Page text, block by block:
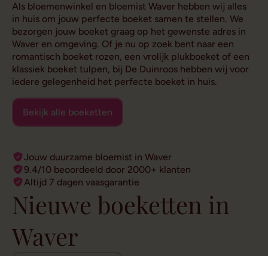
Als bloemenwinkel en bloemist Waver hebben wij alles
in huis om jouw perfecte boeket samen te stellen. We
bezorgen jouw boeket graag op het gewenste adres in
Waver en omgeving. Of je nu op zoek bent naar een
romantisch boeket rozen, een vrolijk plukboeket of een
klassiek boeket tulpen, bij De Duinroos hebben wij voor
iedere gelegenheid het perfecte boeket in huis.
Bekijk alle boeketten
Jouw duurzame bloemist in Waver
9.4/10 beoordeeld door 2000+ klanten
Altijd 7 dagen vaasgarantie
Nieuwe boeketten in
Waver